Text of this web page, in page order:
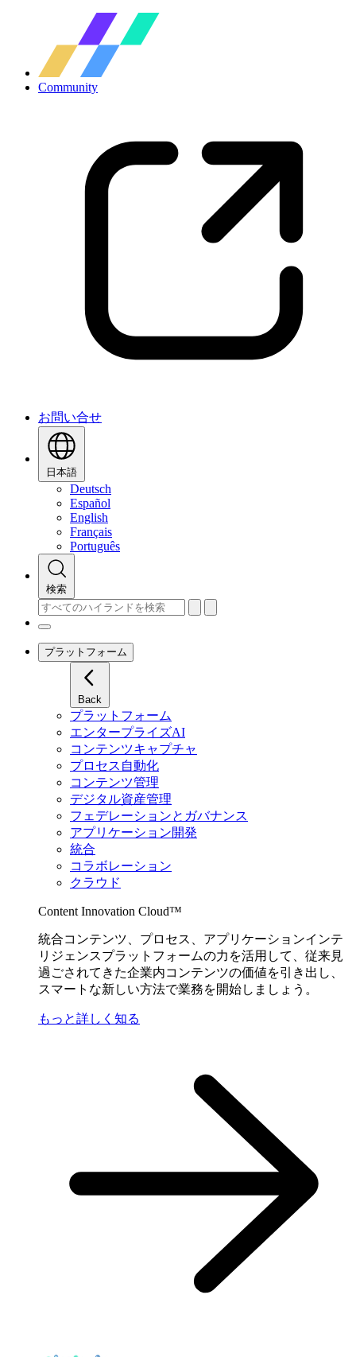
Community
お問い合せ
日本語
Deutsch
Español
English
Français
Português
検索
プラットフォーム
Back
プラットフォーム
エンタープライズAI
コンテンツキャプチャ
プロセス自動化
コンテンツ管理
デジタル資産管理
フェデレーションとガバナンス
アプリケーション開発
統合
コラボレーション
クラウド
Content Innovation Cloud™
統合コンテンツ、プロセス、アプリケーションインテ
リジェンスプラットフォームの力を活用して、従来見
過ごされてきた企業内コンテンツの価値を引き出し、
スマートな新しい方法で業務を開始しましょう。
もっと詳しく知る